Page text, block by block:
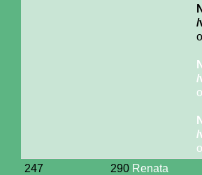
/
/
/
247
290 Renata